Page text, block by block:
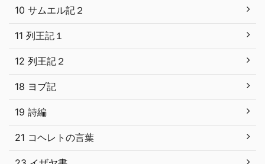
10 サムエル記２
11 列王記１
12 列王記２
18 ヨブ記
19 詩編
21 コヘレトの言葉